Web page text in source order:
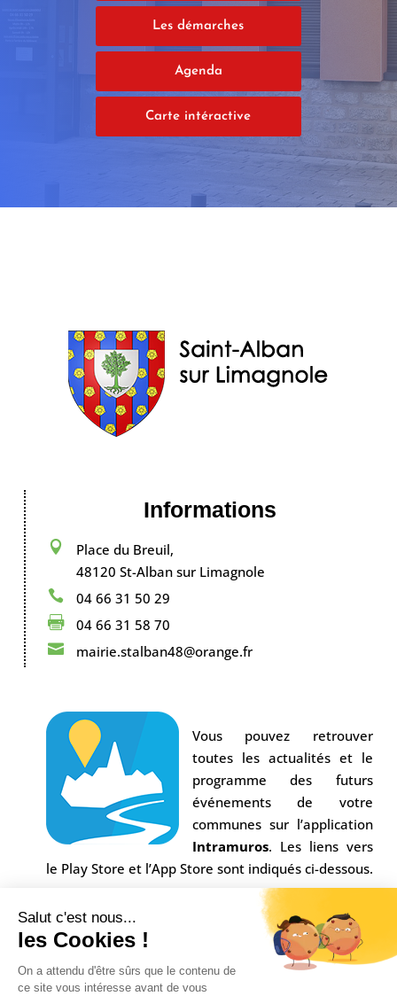
Salut c'est nous...
les Cookies !
On a attendu d'être sûrs que le contenu de
ce site vous intéresse avant de vous
Les démarches
Agenda
Carte intéractive
Informations

Place du Breuil,
48120 St-Alban sur Limagnole
 04 66 31 50 29
 04 66 31 58 70
 mairie.stalban48@orange.fr
Vous pouvez retrouver
toutes les actualités et le
programme des futurs
événements de votre
communes sur l’application
Intramuros. Les liens vers
le Play Store et l’App Store sont indiqués ci-dessous.